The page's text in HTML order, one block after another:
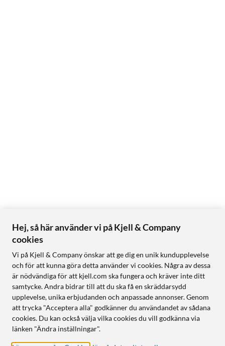
Hej, så här använder vi på Kjell & Company
cookies
Vi på Kjell & Company önskar att ge dig en unik kundupplevelse
och för att kunna göra detta använder vi cookies. Några av dessa
är nödvändiga för att kjell.com ska fungera och kräver inte ditt
samtycke. Andra bidrar till att du ska få en skräddarsydd
upplevelse, unika erbjudanden och anpassade annonser. Genom
att trycka "Acceptera alla" godkänner du användandet av sådana
cookies. Du kan också välja vilka cookies du vill godkänna via
länken "Ändra inställningar".